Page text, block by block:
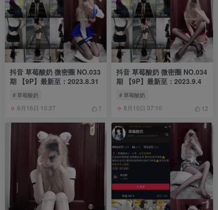
抖音 草莓酸奶 微密圈 NO.033
期 【9P】最新至：2023.8.31
# 草莓酸奶
8月16日 10:37 7
抖音 草莓酸奶 微密圈 NO.034
期 【9P】最新至：2023.9.4
# 草莓酸奶
8月10日 07:10 12